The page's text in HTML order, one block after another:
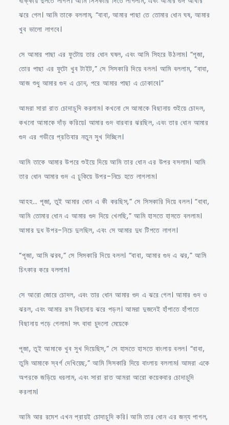
ঝরে গেল। আমি তাকে বললাম, “বাবা, আমার পাছা তে তোমার ধোন ঘষ, আমার
খুব ভালো লাগবে।
সে আমার পাছা এর ফুটোয় তার ধোন ঘষল, এবং আমি সিহরে উঠলাম। “পূজা,
তোর পাছা এর ফুটো খুব টাইট,” সে সিসকারি দিয়ে বলল। আমি বললাম, “বাবা,
আজ শুধু আমার গুদ এ চোদ, পরে আমার পাছা এ ঢোকাবে।”
আমরা সারা রাত চোদাচুদি করলাম। কখনো সে আমাকে বিছানায় শুইয়ে চোদল,
কখনো আমাকে দাঁড় করিয়ে। আমার গুদ বারবার ঝরছিল, এবং তার ধোন আমার
গুদ এর গভীরে প্রতিবার নতুন সুখ দিচ্ছিল।
আমি তাকে আমার উপরে শুইয়ে দিয়ে আমি তার ধোন এর উপর বসলাম। আমি
তার ধোন আমার গুদ এ ঢুকিয়ে উপর-নিচে হতে লাগলাম।
আহহ… পূজা, তুই আমার ধোন এ কী করছিস,” সে সিসকারি দিয়ে বলল। “বাবা,
আমি তোমার ধোন এ আমার গুদ দিয়ে খেলছি,” আমি হাসতে হাসতে বললাম।
আমার দুধ উপর-নিচে দুলছিল, এবং সে আমার দুধ টিপতে লাগল।
“পূজা, আমি ঝরব,” সে সিসকারি দিয়ে বলল। “বাবা, আমার গুদ এ ঝর,” আমি
চিৎকার করে বললাম।
সে আরো জোরে চোদল, এবং তার ধোন আমার গুদ এ ঝরে গেল। আমার গুদ ও
ঝরল, এবং আমার রস বিছানায় ঝরে পড়ল। আমরা দুজনেই হাঁপাতে হাঁপাতে
বিছানায় পড়ে গেলাম। সৎ বাবা চুদলো মেয়েকে
পূজা, তুই আমাকে খুব সুখ দিয়েছিস,” সে হাসতে হাসতে বাংলায় বলল। “বাবা,
তুমি আমাকে স্বর্গ দেখিয়েছ,” আমি সিসকারি দিয়ে বাংলায় বললাম। আমরা একে
অপরকে জড়িয়ে ধরলাম, এবং সারা রাত আমরা আরো কয়েকবার চোদাচুদি
করলাম।
আমি আর রমেশ এখন প্রায়ই চোদাচুদি করি। আমি তার ধোন এর জন্য পাগল,